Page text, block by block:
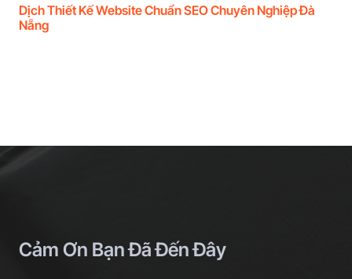
Dịch Thiết Kế Website Chuẩn SEO Chuyên Nghiệp Đà
Nẵng
Cảm Ơn Bạn Đã Đến Đây